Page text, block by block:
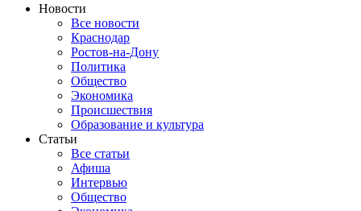
Новости
Все новости
Краснодар
Ростов-на-Дону
Политика
Общество
Экономика
Происшествия
Образование и культура
Статьи
Все статьи
Афиша
Интервью
Общество